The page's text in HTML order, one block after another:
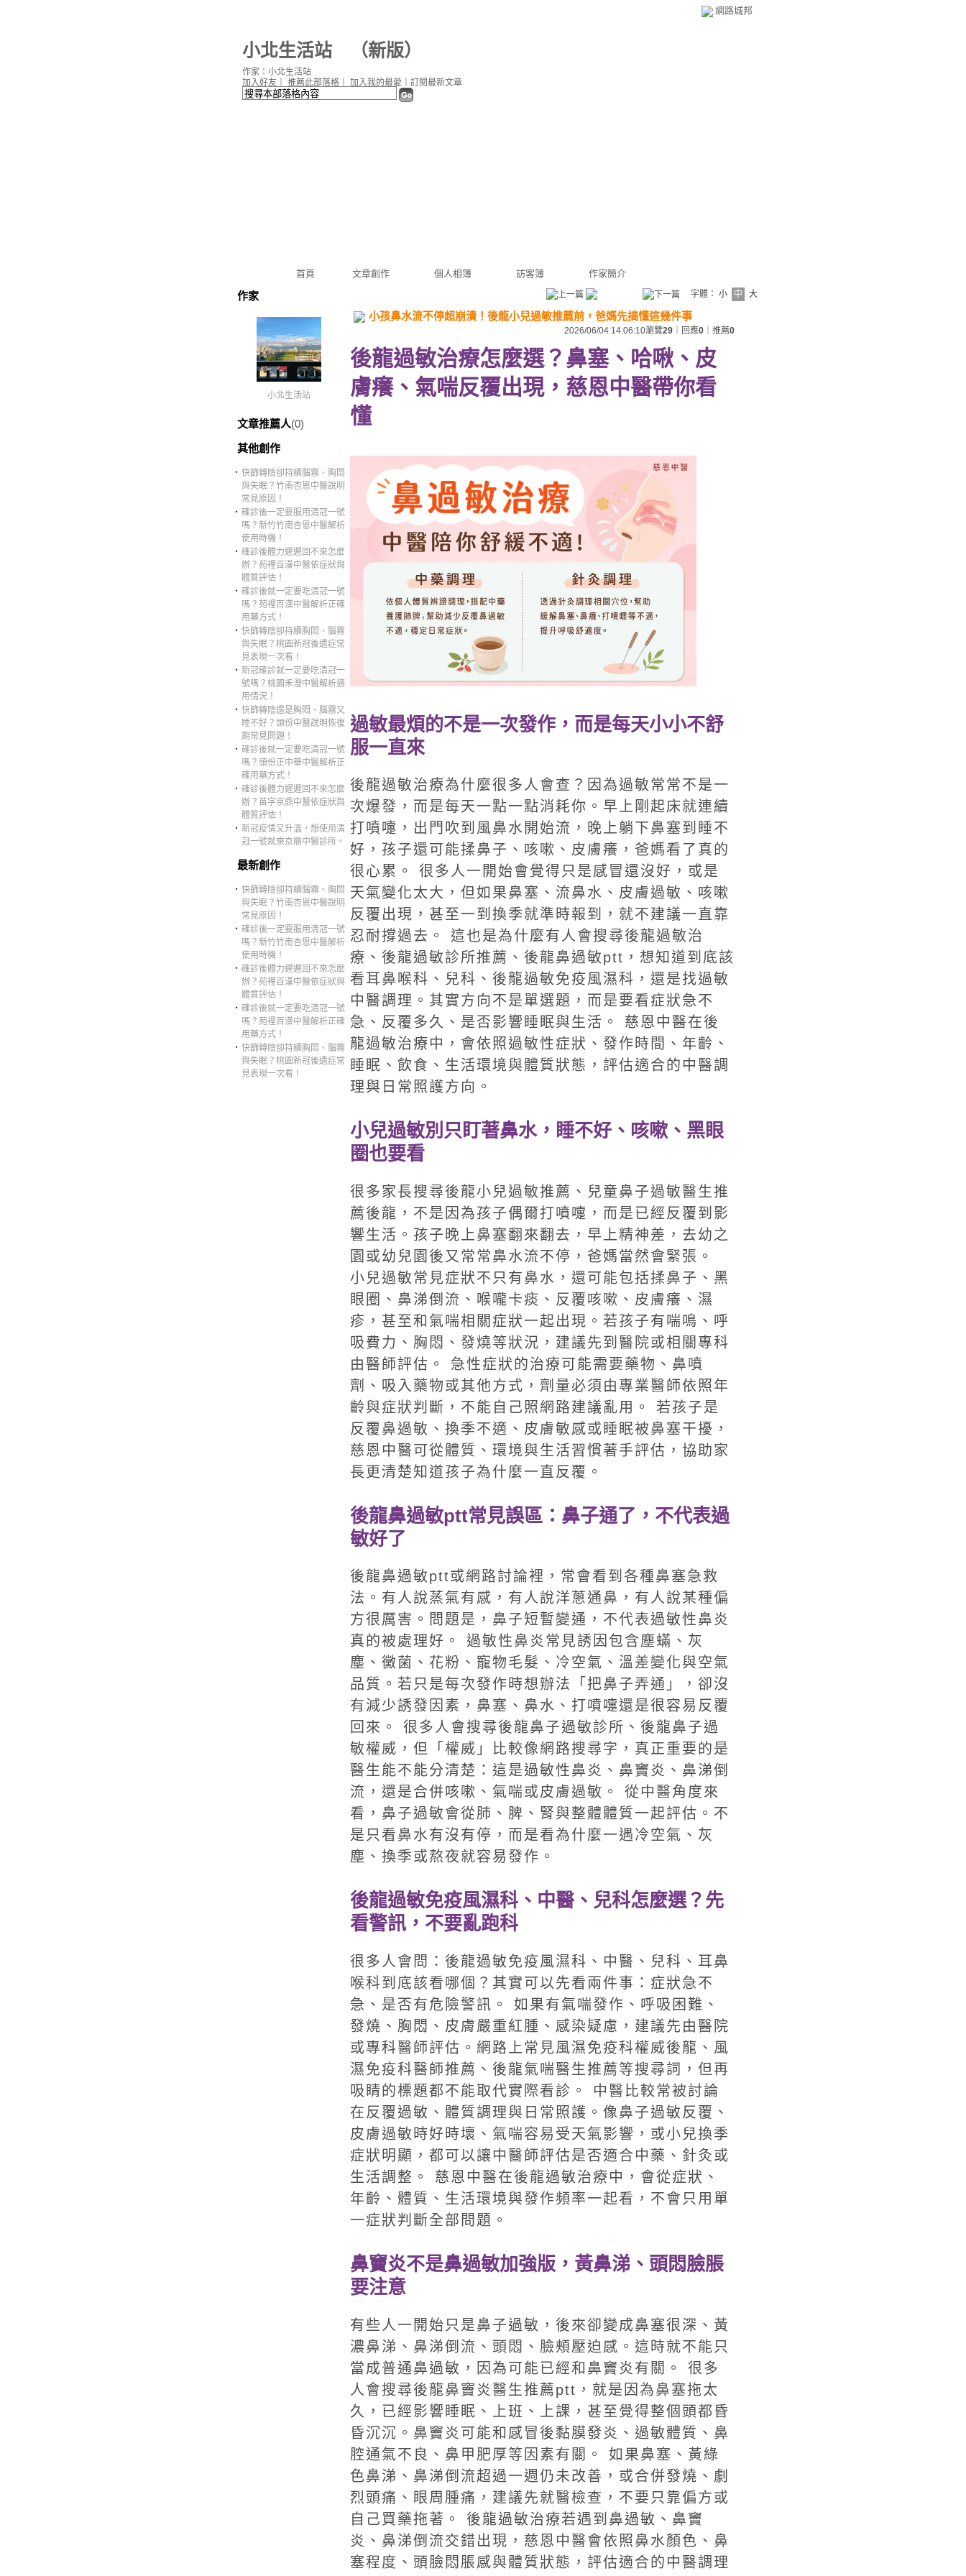
網路城邦
小北生活站 （新版）
首頁 文章創作 個人相簿 訪客簿 作家簡介
加入好友 推薦此部落格 加入我的最愛 訂閱最新文章
作家：小北生活站
作家
小北生活站
文章推薦人(0)
其他創作
‧ 快篩轉陰卻持續腦霧、胸悶
與失眠？竹南杏恩中醫說明
常見原因！
‧ 確診後一定要服用清冠一號
嗎？新竹竹南杏恩中醫解析
使用時機！
‧ 確診後體力遲遲回不來怎麼
辦？苑裡百漢中醫依症狀與
體質評估！
‧ 確診後就一定要吃清冠一號
嗎？苑裡百漢中醫解析正確
用藥方式！
‧ 快篩轉陰卻持續胸悶、腦霧
與失眠？桃園新冠後遺症常
見表現一次看！
‧ 新冠確診就一定要吃清冠一
號嗎？桃園禾澄中醫解析適
用情況！
‧ 快篩轉陰還是胸悶、腦霧又
睡不好？頭份中醫說明恢復
期常見問題！
‧ 確診後就一定要吃清冠一號
嗎？頭份正中華中醫解析正
確用藥方式！
‧ 確診後體力遲遲回不來怎麼
辦？苗字京鼎中醫依症狀與
體質評估！
‧ 新冠疫情又升溫，想使用清
冠一號就來京鼎中醫診所。
最新創作
‧ 快篩轉陰卻持續腦霧、胸悶
與失眠？竹南杏恩中醫說明
常見原因！
‧ 確診後一定要服用清冠一號
嗎？新竹竹南杏恩中醫解析
使用時機！
‧ 確診後體力遲遲回不來怎麼
辦？苑裡百漢中醫依症狀與
體質評估！
‧ 確診後就一定要吃清冠一號
嗎？苑裡百漢中醫解析正確
用藥方式！
‧ 快篩轉陰卻持續胸悶、腦霧
與失眠？桃園新冠後遺症常
見表現一次看！
字體： 小 中 大
小孩鼻水流不停超崩潰！後龍小兒過敏推薦前，爸媽先搞懂這幾件事
2026/06/04 14:06:10瀏覽29 ｜回應0 ｜推薦0
後龍過敏治療怎麼選？鼻塞、哈啾、皮
膚癢、氣喘反覆出現，慈恩中醫帶你看
懂
過敏最煩的不是一次發作，而是每天小小不舒
服一直來
後龍過敏治療為什麼很多人會查？因為過敏常常不是一
次爆發，而是每天一點一點消耗你。早上剛起床就連續
打噴嚏，出門吹到風鼻水開始流，晚上躺下鼻塞到睡不
好，孩子還可能揉鼻子、咳嗽、皮膚癢，爸媽看了真的
很心累。 很多人一開始會覺得只是感冒還沒好，或是
天氣變化太大，但如果鼻塞、流鼻水、皮膚過敏、咳嗽
反覆出現，甚至一到換季就準時報到，就不建議一直靠
忍耐撐過去。 這也是為什麼有人會搜尋後龍過敏治
療、後龍過敏診所推薦、後龍鼻過敏ptt，想知道到底該
看耳鼻喉科、兒科、後龍過敏免疫風濕科，還是找過敏
中醫調理。其實方向不是單選題，而是要看症狀急不
急、反覆多久、是否影響睡眠與生活。 慈恩中醫在後
龍過敏治療中，會依照過敏性症狀、發作時間、年齡、
睡眠、飲食、生活環境與體質狀態，評估適合的中醫調
理與日常照護方向。
小兒過敏別只盯著鼻水，睡不好、咳嗽、黑眼
圈也要看
很多家長搜尋後龍小兒過敏推薦、兒童鼻子過敏醫生推
薦後龍，不是因為孩子偶爾打噴嚏，而是已經反覆到影
響生活。孩子晚上鼻塞翻來翻去，早上精神差，去幼之
園或幼兒園後又常常鼻水流不停，爸媽當然會緊張。
小兒過敏常見症狀不只有鼻水，還可能包括揉鼻子、黑
眼圈、鼻涕倒流、喉嚨卡痰、反覆咳嗽、皮膚癢、濕
疹，甚至和氣喘相關症狀一起出現。若孩子有喘鳴、呼
吸費力、胸悶、發燒等狀況，建議先到醫院或相關專科
由醫師評估。 急性症狀的治療可能需要藥物、鼻噴
劑、吸入藥物或其他方式，劑量必須由專業醫師依照年
齡與症狀判斷，不能自己照網路建議亂用。 若孩子是
反覆鼻過敏、換季不適、皮膚敏感或睡眠被鼻塞干擾，
慈恩中醫可從體質、環境與生活習慣著手評估，協助家
長更清楚知道孩子為什麼一直反覆。
後龍鼻過敏ptt常見誤區：鼻子通了，不代表過
敏好了
後龍鼻過敏ptt或網路討論裡，常會看到各種鼻塞急救
法。有人說蒸氣有感，有人說洋蔥通鼻，有人說某種偏
方很厲害。問題是，鼻子短暫變通，不代表過敏性鼻炎
真的被處理好。 過敏性鼻炎常見誘因包含塵蟎、灰
塵、黴菌、花粉、寵物毛髮、冷空氣、溫差變化與空氣
品質。若只是每次發作時想辦法「把鼻子弄通」，卻沒
有減少誘發因素，鼻塞、鼻水、打噴嚏還是很容易反覆
回來。 很多人會搜尋後龍鼻子過敏診所、後龍鼻子過
敏權威，但「權威」比較像網路搜尋字，真正重要的是
醫生能不能分清楚：這是過敏性鼻炎、鼻竇炎、鼻涕倒
流，還是合併咳嗽、氣喘或皮膚過敏。 從中醫角度來
看，鼻子過敏會從肺、脾、腎與整體體質一起評估。不
是只看鼻水有沒有停，而是看為什麼一遇冷空氣、灰
塵、換季或熬夜就容易發作。
後龍過敏免疫風濕科、中醫、兒科怎麼選？先
看警訊，不要亂跑科
很多人會問：後龍過敏免疫風濕科、中醫、兒科、耳鼻
喉科到底該看哪個？其實可以先看兩件事：症狀急不
急、是否有危險警訊。 如果有氣喘發作、呼吸困難、
發燒、胸悶、皮膚嚴重紅腫、感染疑慮，建議先由醫院
或專科醫師評估。網路上常見風濕免疫科權威後龍、風
濕免疫科醫師推薦、後龍氣喘醫生推薦等搜尋詞，但再
吸睛的標題都不能取代實際看診。 中醫比較常被討論
在反覆過敏、體質調理與日常照護。像鼻子過敏反覆、
皮膚過敏時好時壞、氣喘容易受天氣影響，或小兒換季
症狀明顯，都可以讓中醫師評估是否適合中藥、針灸或
生活調整。 慈恩中醫在後龍過敏治療中，會從症狀、
年齡、體質、生活環境與發作頻率一起看，不會只用單
一症狀判斷全部問題。
鼻竇炎不是鼻過敏加強版，黃鼻涕、頭悶臉脹
要注意
有些人一開始只是鼻子過敏，後來卻變成鼻塞很深、黃
濃鼻涕、鼻涕倒流、頭悶、臉頰壓迫感。這時就不能只
當成普通鼻過敏，因為可能已經和鼻竇炎有關。 很多
人會搜尋後龍鼻竇炎醫生推薦ptt，就是因為鼻塞拖太
久，已經影響睡眠、上班、上課，甚至覺得整個頭都昏
昏沉沉。鼻竇炎可能和感冒後黏膜發炎、過敏體質、鼻
腔通氣不良、鼻甲肥厚等因素有關。 如果鼻塞、黃綠
色鼻涕、鼻涕倒流超過一週仍未改善，或合併發燒、劇
烈頭痛、眼周腫痛，建議先就醫檢查，不要只靠偏方或
自己買藥拖著。 後龍過敏治療若遇到鼻過敏、鼻竇
炎、鼻涕倒流交錯出現，慈恩中醫會依照鼻水顏色、鼻
塞程度、頭臉悶脹感與體質狀態，評估適合的中醫調理